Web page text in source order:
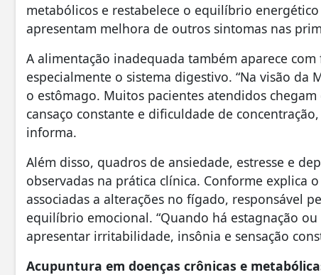
metabólicos e restabelece o equilíbrio
apresentam melhora de outros sintomas nas
A alimentação inadequada também aparece
especialmente o sistema digestivo. “Na visão da
o estômago. Muitos pacientes atendidos
cansaço constante e dificuldade de
informa.
Além disso, quadros de ansiedade, estresse e
observadas na prática clínica. Conforme explica
associadas a alterações no fígado, responsável
equilíbrio emocional. “Quando há estagnação
apresentar irritabilidade, insônia e sensação
Acupuntura em doenças crônicas e